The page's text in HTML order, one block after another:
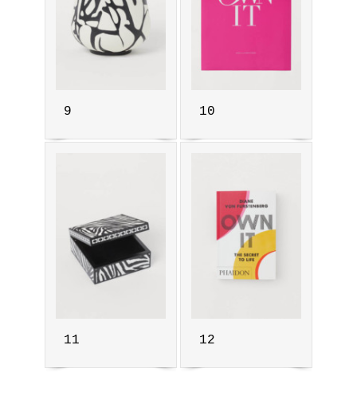
9 10
11 12